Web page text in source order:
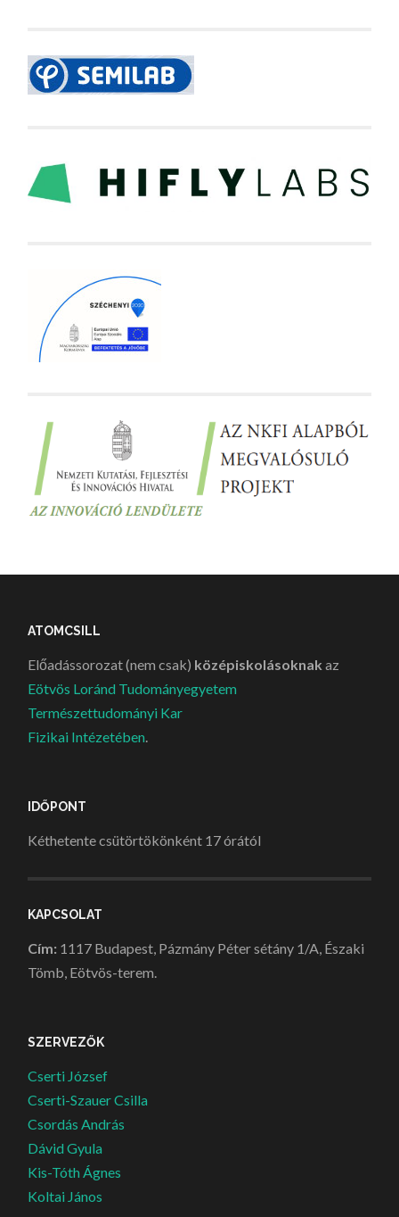
ATOMCSILL
Előadássorozat (nem csak) középiskolásoknak az
Eötvös Loránd Tudományegyetem
Természettudományi Kar
Fizikai Intézetében.
IDŐPONT
Kéthetente csütörtökönként 17 órától
KAPCSOLAT
Cím: 1117 Budapest, Pázmány Péter sétány 1/A, Északi
Tömb, Eötvös-terem.
SZERVEZŐK
Cserti József
Cserti-Szauer Csilla
Csordás András
Dávid Gyula
Kis-Tóth Ágnes
Koltai János